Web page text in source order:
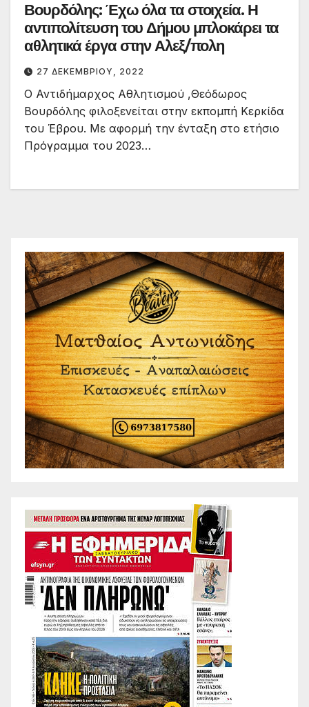
Βουρδόλης: Έχω όλα τα στοιχεία. Η
αντιπολίτευση του Δήμου μπλοκάρει τα
αθλητικά έργα στην Αλεξ/πολη
27 ΔΕΚΕΜΒΡΊΟΥ, 2022
Ο Αντιδήμαρχος Αθλητισμού ,Θεόδωρος
Βουρδόλης φιλοξενείται στην εκπομπή Κερκίδα
του Έβρου. Με αφορμή την ένταξη στο ετήσιο
Πρόγραμμα του 2023…